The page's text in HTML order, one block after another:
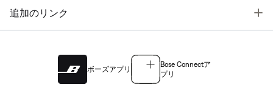
追加のリンク
ボーズアプリ
Bose Connectア
プリ